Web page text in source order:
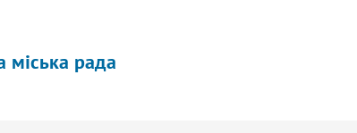
міська рада